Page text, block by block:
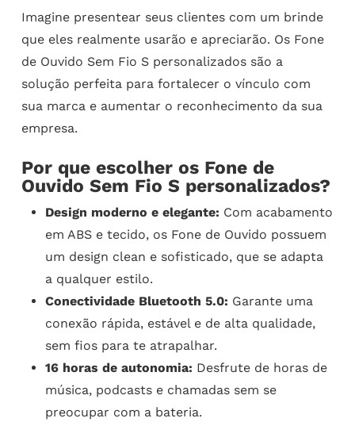
Imagine presentear seus clientes com um brinde
que eles realmente usarão e apreciarão. Os Fone
de Ouvido Sem Fio S personalizados são a
solução perfeita para fortalecer o vínculo com
sua marca e aumentar o reconhecimento da sua
empresa.
Por que escolher os Fone de
Ouvido Sem Fio S personalizados?
Design moderno e elegante: Com acabamento
em ABS e tecido, os Fone de Ouvido possuem
um design clean e sofisticado, que se adapta
a qualquer estilo.
Conectividade Bluetooth 5.0: Garante uma
conexão rápida, estável e de alta qualidade,
sem fios para te atrapalhar.
16 horas de autonomia: Desfrute de horas de
música, podcasts e chamadas sem se
preocupar com a bateria.